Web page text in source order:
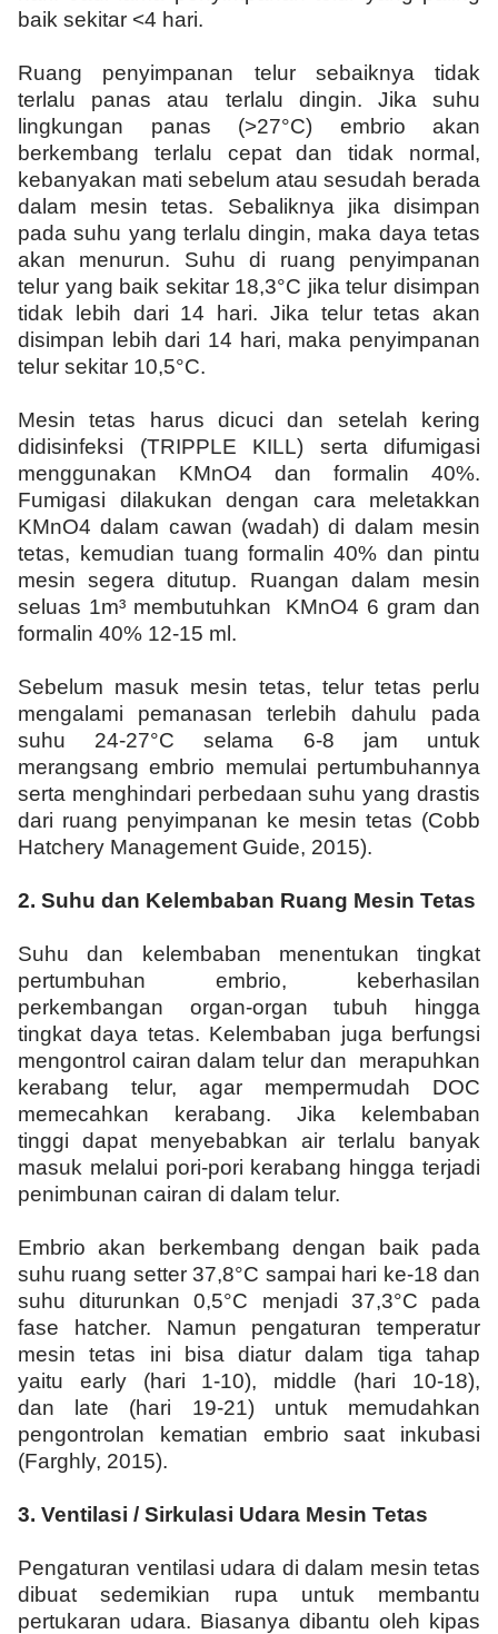
baik sekitar <4 hari.
Ruang penyimpanan telur sebaiknya tidak
terlalu panas atau terlalu dingin. Jika suhu
lingkungan panas (>27°C) embrio akan
berkembang terlalu cepat dan tidak normal,
kebanyakan mati sebelum atau sesudah berada
dalam mesin tetas. Sebaliknya jika disimpan
pada suhu yang terlalu dingin, maka daya tetas
akan menurun. Suhu di ruang penyimpanan
telur yang baik sekitar 18,3°C jika telur disimpan
tidak lebih dari 14 hari. Jika telur tetas akan
disimpan lebih dari 14 hari, maka penyimpanan
telur sekitar 10,5°C.
Mesin tetas harus dicuci dan setelah kering
didisinfeksi (TRIPPLE KILL) serta difumigasi
menggunakan KMnO4 dan formalin 40%.
Fumigasi dilakukan dengan cara meletakkan
KMnO4 dalam cawan (wadah) di dalam mesin
tetas, kemudian tuang formalin 40% dan pintu
mesin segera ditutup. Ruangan dalam mesin
seluas 1m³ membutuhkan KMnO4 6 gram dan
formalin 40% 12-15 ml.
Sebelum masuk mesin tetas, telur tetas perlu
mengalami pemanasan terlebih dahulu pada
suhu 24-27°C selama 6-8 jam untuk
merangsang embrio memulai pertumbuhannya
serta menghindari perbedaan suhu yang drastis
dari ruang penyimpanan ke mesin tetas (Cobb
Hatchery Management Guide, 2015).
2. Suhu dan Kelembaban Ruang Mesin Tetas
Suhu dan kelembaban menentukan tingkat
pertumbuhan embrio, keberhasilan
perkembangan organ-organ tubuh hingga
tingkat daya tetas. Kelembaban juga berfungsi
mengontrol cairan dalam telur dan merapuhkan
kerabang telur, agar mempermudah DOC
memecahkan kerabang. Jika kelembaban
tinggi dapat menyebabkan air terlalu banyak
masuk melalui pori-pori kerabang hingga terjadi
penimbunan cairan di dalam telur.
Embrio akan berkembang dengan baik pada
suhu ruang setter 37,8°C sampai hari ke-18 dan
suhu diturunkan 0,5°C menjadi 37,3°C pada
fase hatcher. Namun pengaturan temperatur
mesin tetas ini bisa diatur dalam tiga tahap
yaitu early (hari 1-10), middle (hari 10-18),
dan late (hari 19-21) untuk memudahkan
pengontrolan kematian embrio saat inkubasi
(Farghly, 2015).
3. Ventilasi / Sirkulasi Udara Mesin Tetas
Pengaturan ventilasi udara di dalam mesin tetas
dibuat sedemikian rupa untuk membantu
pertukaran udara. Biasanya dibantu oleh kipas